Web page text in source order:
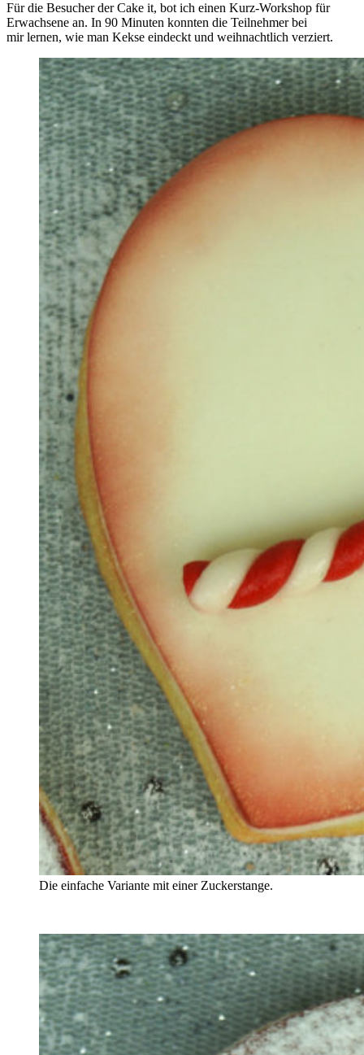
Für die Besucher der Cake it, bot ich einen Kurz-Workshop für
Erwachsene an. In 90 Minuten konnten die Teilnehmer bei
mir lernen, wie man Kekse eindeckt und weihnachtlich verziert.
Die einfache Variante mit einer Zuckerstange.